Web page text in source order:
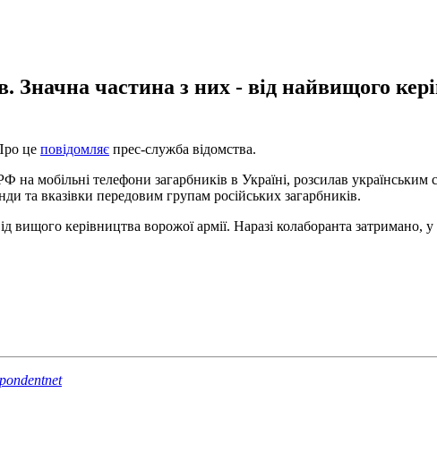
Значна частина з них - від найвищого
це повідомляє прес-служба відомства.
на мобільні телефони загарбників в Україні, розсилав
та вказівки передовим групам російських загарбників.
вищого керівництва ворожої армії. Наразі колаборанта